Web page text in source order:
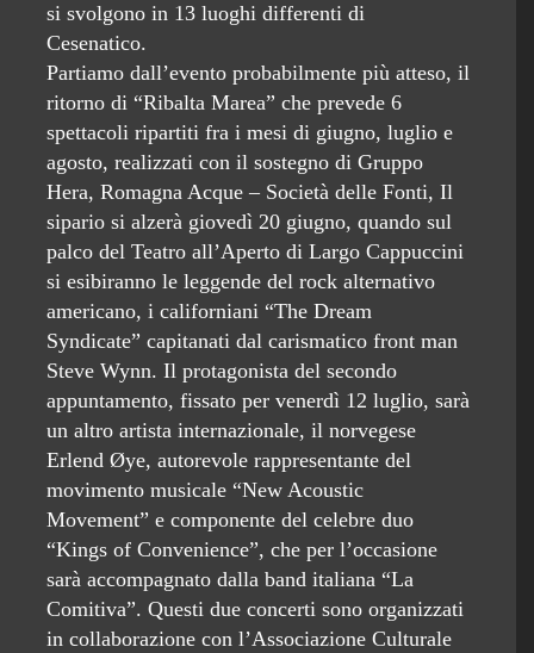
si svolgono in 13 luoghi differenti di
Cesenatico.
Partiamo dall’evento probabilmente più atteso, il
ritorno di “Ribalta Marea” che prevede 6
spettacoli ripartiti fra i mesi di giugno, luglio e
agosto, realizzati con il sostegno di Gruppo
Hera, Romagna Acque – Società delle Fonti, Il
sipario si alzerà giovedì 20 giugno, quando sul
palco del Teatro all’Aperto di Largo Cappuccini
si esibiranno le leggende del rock alternativo
americano, i californiani “The Dream
Syndicate” capitanati dal carismatico front man
Steve Wynn. Il protagonista del secondo
appuntamento, fissato per venerdì 12 luglio, sarà
un altro artista internazionale, il norvegese
Erlend Øye, autorevole rappresentante del
movimento musicale “New Acoustic
Movement” e componente del celebre duo
“Kings of Convenience”, che per l’occasione
sarà accompagnato dalla band italiana “La
Comitiva”. Questi due concerti sono organizzati
in collaborazione con l’Associazione Culturale